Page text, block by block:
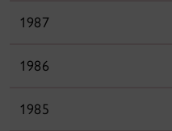
1987
1986
1985